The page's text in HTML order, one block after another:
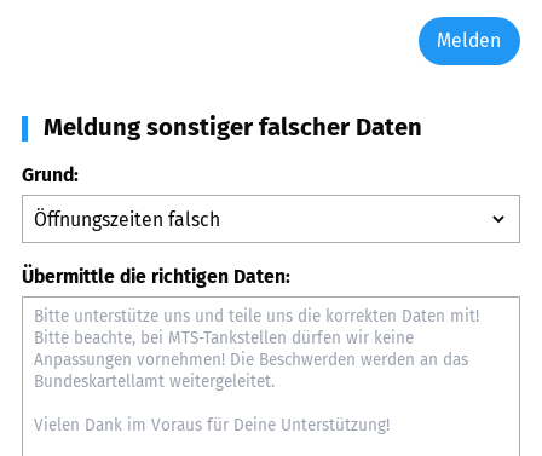
Melden
Meldung sonstiger falscher Daten
Grund:
Übermittle die richtigen Daten: